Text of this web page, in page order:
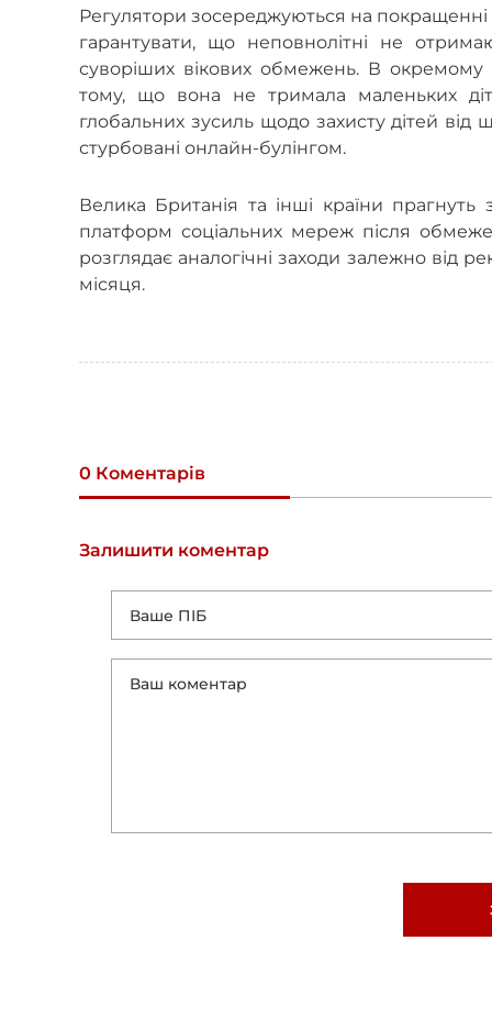
Регулятори зосереджуються на
гарантувати, що неповнолітні не
суворіших вікових обмежень. В окремому
тому, що вона не тримала маленьких
глобальних зусиль щодо захисту дітей від
стурбовані онлайн-булінгом.
Велика Британія та інші країни
платформ соціальних мереж після
розглядає аналогічні заходи залежно від
місяця.
0 Коментарів
Залишити коментар